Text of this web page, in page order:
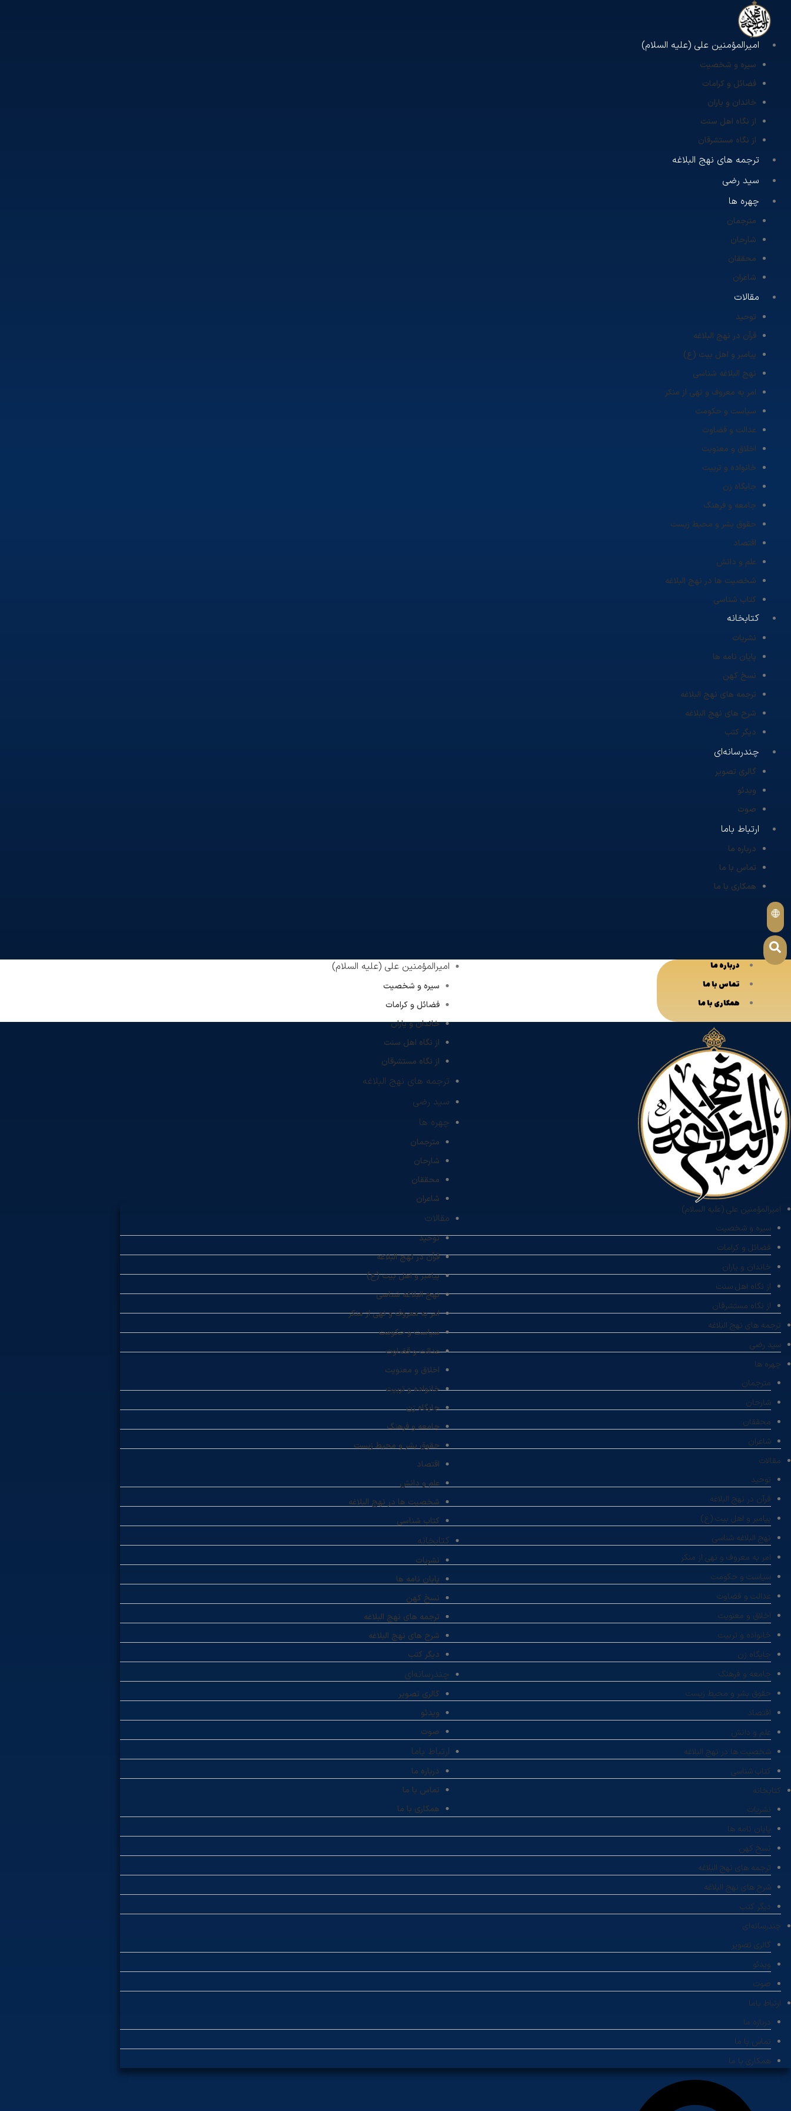
امیرالمؤمنین علی (علیه السلام)
سیره و شخصیت
فضائل و کرامات
خاندان و یاران
از نگاه اهل سنت
از نگاه مستشرقان
ترجمه های نهج البلاغه
سید رضی
چهره ها
مترجمان
شارحان
محققان
شاعران
مقالات
توحید
قرآن در نهج البلاغه
پیامبر و اهل بیت (ع)
نهج البلاغه شناسی
امر به معروف و نهی از منکر
سیاست و حکومت
عدالت و قضاوت
اخلاق و معنویت
خانواده و تربیت
جایگاه زن
جامعه و فرهنگ
حقوق بشر و محیط زیست
اقتصاد
علم و دانش
شخصیت ها در نهج البلاغه
کتاب شناسی
کتابخانه
نشریات
پایان نامه ها
نسخ کهن
ترجمه های نهج البلاغه
شرح های نهج البلاغه
دیگر کتب
چندرسانه‌ای
گالری تصویر
ویدئو
صوت
ارتباط باما
درباره ما
تماس با ما
همکاری با ما
امیرالمؤمنین علی (علیه السلام)
سیره و شخصیت
فضائل و کرامات
خاندان و یاران
از نگاه اهل سنت
از نگاه مستشرقان
ترجمه های نهج البلاغه
سید رضی
چهره ها
مترجمان
شارحان
محققان
شاعران
مقالات
توحید
قرآن در نهج البلاغه
پیامبر و اهل بیت (ع)
نهج البلاغه شناسی
امر به معروف و نهی از منکر
سیاست و حکومت
عدالت و قضاوت
اخلاق و معنویت
خانواده و تربیت
جایگاه زن
جامعه و فرهنگ
حقوق بشر و محیط زیست
اقتصاد
علم و دانش
شخصیت ها در نهج البلاغه
کتاب شناسی
کتابخانه
نشریات
پایان نامه ها
نسخ کهن
ترجمه های نهج البلاغه
شرح های نهج البلاغه
دیگر کتب
چندرسانه‌ای
گالری تصویر
ویدئو
صوت
ارتباط باما
درباره ما
تماس با ما
همکاری با ما
درباره ما
تماس با ما
همکاری با ما
امیرالمؤمنین علی (علیه السلام)
سیره و شخصیت
فضائل و کرامات
خاندان و یاران
از نگاه اهل سنت
از نگاه مستشرقان
ترجمه های نهج البلاغه
سید رضی
چهره ها
مترجمان
شارحان
محققان
شاعران
مقالات
توحید
قرآن در نهج البلاغه
پیامبر و اهل بیت (ع)
نهج البلاغه شناسی
امر به معروف و نهی از منکر
سیاست و حکومت
عدالت و قضاوت
اخلاق و معنویت
خانواده و تربیت
جایگاه زن
جامعه و فرهنگ
حقوق بشر و محیط زیست
اقتصاد
علم و دانش
شخصیت ها در نهج البلاغه
کتاب شناسی
کتابخانه
نشریات
پایان نامه ها
نسخ کهن
ترجمه های نهج البلاغه
شرح های نهج البلاغه
دیگر کتب
چندرسانه‌ای
گالری تصویر
ویدئو
صوت
ارتباط باما
درباره ما
تماس با ما
همکاری با ما